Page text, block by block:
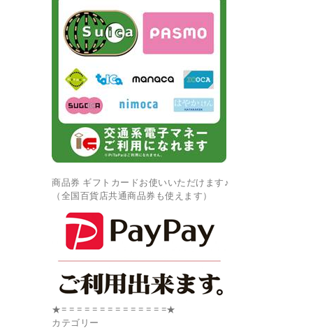
商品券 ギフトカードお使いいただけます♪
（全国百貨店共通商品券も使えます）
★= = = = = = = = = = = = = =★
カテゴリー